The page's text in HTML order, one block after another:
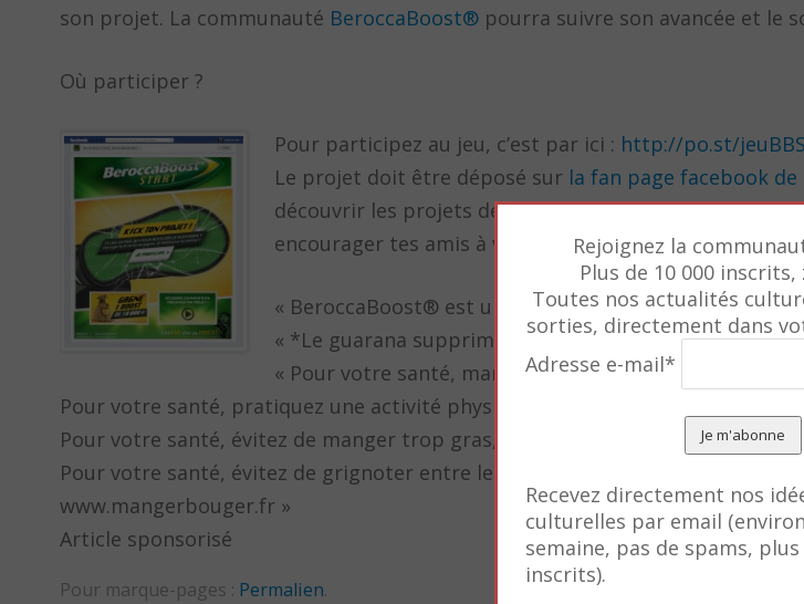
son projet. La communauté BeroccaBoost® pourra suivre son avancée et le
Où participer ?
Pour participez au jeu, c’est par ici : http://po.st/jeuBBS
Le projet doit être déposé sur la fan page facebook
découvrir les projets des autres participants, suivre
encourager tes amis à voter pour toi.
« BeroccaBoost® est un complément alimentaire »
« *Le guarana supprime la fatigue »
« Pour votre santé, mangez au moins cinq fruits et
Pour votre santé, pratiquez une activité physique régulière
Pour votre santé, évitez de manger trop gras, trop sucré, trop salé
Pour votre santé, évitez de grignoter entre les repas
www.mangerbouger.fr »
Article sponsorisé
Pour marque-pages : Permalien.
Rejoignez la
Plus de 10 000 inscrits,
Toutes nos actualités
sorties, directement dans
Adresse e-mail*
Recevez directement nos
culturelles par email
semaine, pas de spams, plus
inscrits).